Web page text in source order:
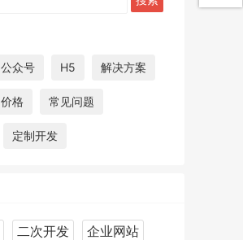
公众号 H5 解决方案
价格 常见问题
定制开发
二次开发
企业网站